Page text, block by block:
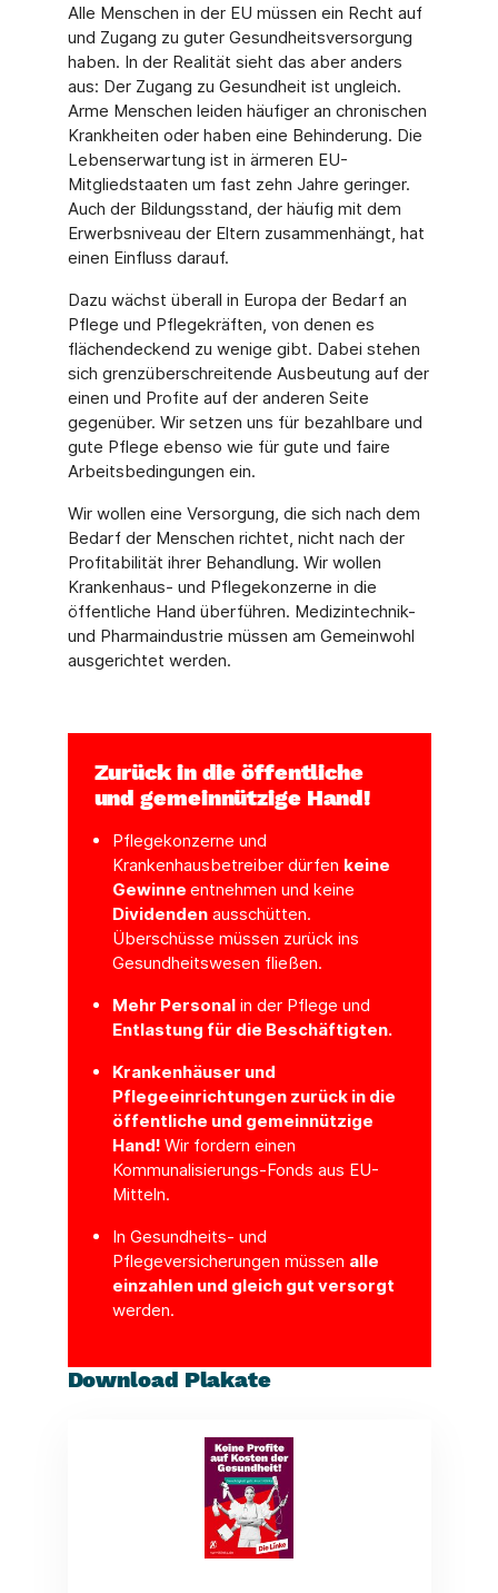
Alle Menschen in der EU müssen ein Recht auf
und Zugang zu guter Gesundheitsversorgung
haben. In der Realität sieht das aber anders
aus: Der Zugang zu Gesundheit ist ungleich.
Arme Menschen leiden häufiger an chronischen
Krankheiten oder haben eine Behinderung. Die
Lebenserwartung ist in ärmeren EU-
Mitgliedstaaten um fast zehn Jahre geringer.
Auch der Bildungsstand, der häufig mit dem
Erwerbsniveau der Eltern zusammenhängt, hat
einen Einfluss darauf.
Dazu wächst überall in Europa der Bedarf an
Pflege und Pflegekräften, von denen es
flächendeckend zu wenige gibt. Dabei stehen
sich grenzüberschreitende Ausbeutung auf der
einen und Profite auf der anderen Seite
gegenüber. Wir setzen uns für bezahlbare und
gute Pflege ebenso wie für gute und faire
Arbeitsbedingungen ein.
Wir wollen eine Versorgung, die sich nach dem
Bedarf der Menschen richtet, nicht nach der
Profitabilität ihrer Behandlung. Wir wollen
Krankenhaus- und Pflegekonzerne in die
öffentliche Hand überführen. Medizintechnik-
und Pharmaindustrie müssen am Gemeinwohl
ausgerichtet werden.
Zurück in die öffentliche
und gemeinnützige Hand!
Pflegekonzerne und
Krankenhausbetreiber dürfen keine
Gewinne entnehmen und keine
Dividendenausschütten.
Überschüsse müssen zurück ins
Gesundheitswesen fließen.
Mehr Personalin der Pflege und
Entlastung für die Beschäftigten.
Krankenhäuser und
Pflegeeinrichtungen zurück in die
öffentliche und gemeinnützige
Hand! Wir fordern einen
Kommunalisierungs-Fonds aus EU-
Mitteln.
In Gesundheits- und
Pflegeversicherungen müssen alle
einzahlen und gleich gut versorgt
werden.
Download Plakate
(Link öffnet ein neues Fenster)